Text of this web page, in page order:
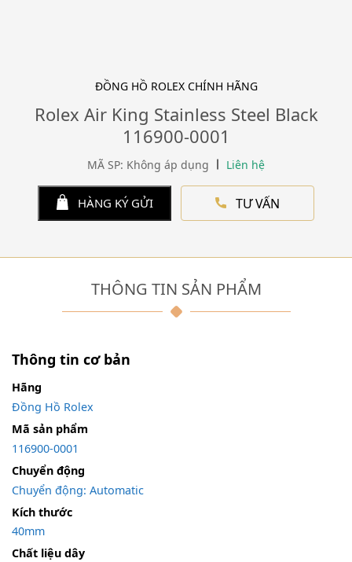
ĐỒNG HỒ ROLEX CHÍNH HÃNG
Rolex Air King Stainless Steel Black
116900-0001
MÃ SP: Không áp dụng Liên hệ
HÀNG KÝ GỬI TƯ VẤN
THÔNG TIN SẢN PHẨM
Thông tin cơ bản
Hãng
Đồng Hồ Rolex
Mã sản phẩm
116900-0001
Chuyển động
Chuyển động: Automatic
Kích thước
40mm
Chất liệu dây